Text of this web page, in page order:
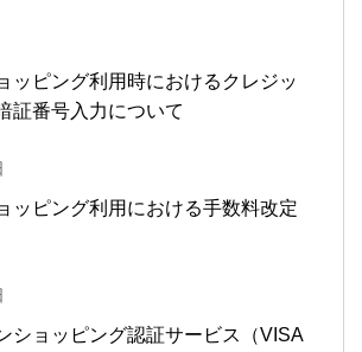
ッピング利用時におけるクレジッ
証番号入力について
ッピング利用における手数料改定
ショッピング認証サービス（VISA